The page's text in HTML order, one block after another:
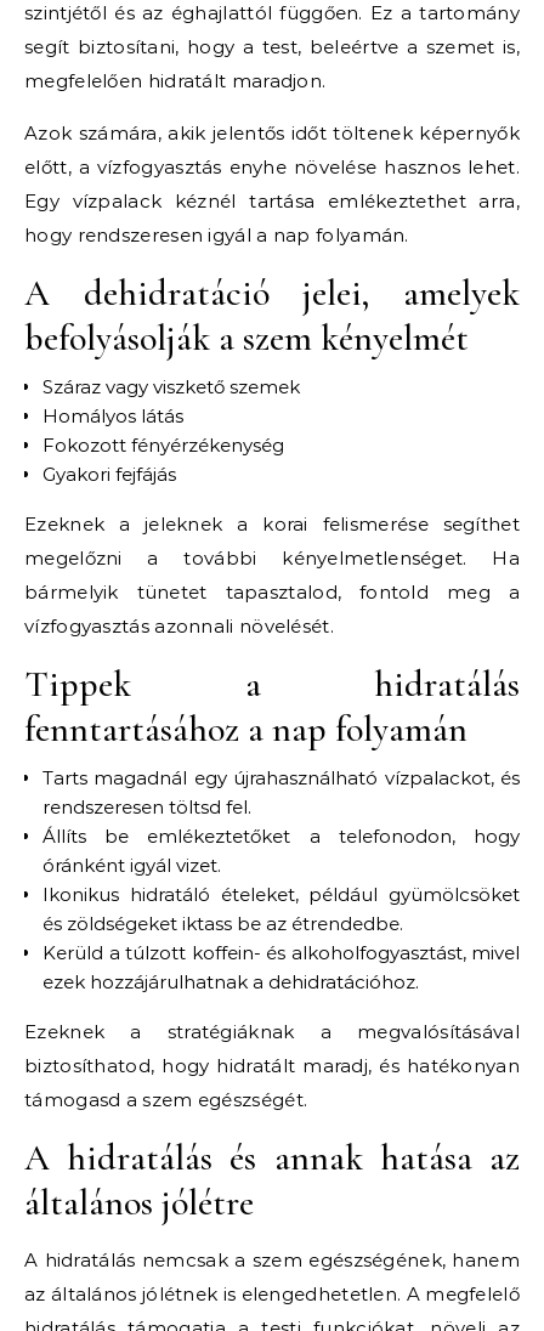
szintjétől és az éghajlattól függően. Ez a tartomány
segít biztosítani, hogy a test, beleértve a szemet is,
megfelelően hidratált maradjon.
Azok számára, akik jelentős időt töltenek képernyők
előtt, a vízfogyasztás enyhe növelése hasznos lehet.
Egy vízpalack kéznél tartása emlékeztethet arra,
hogy rendszeresen igyál a nap folyamán.
A dehidratáció jelei, amelyek
befolyásolják a szem kényelmét
Száraz vagy viszkető szemek
Homályos látás
Fokozott fényérzékenység
Gyakori fejfájás
Ezeknek a jeleknek a korai felismerése segíthet
megelőzni a további kényelmetlenséget. Ha
bármelyik tünetet tapasztalod, fontold meg a
vízfogyasztás azonnali növelését.
Tippek a hidratálás
fenntartásához a nap folyamán
Tarts magadnál egy újrahasználható vízpalackot, és
rendszeresen töltsd fel.
Állíts be emlékeztetőket a telefonodon, hogy
óránként igyál vizet.
Ikonikus hidratáló ételeket, például gyümölcsöket
és zöldségeket iktass be az étrendedbe.
Kerüld a túlzott koffein- és alkoholfogyasztást, mivel
ezek hozzájárulhatnak a dehidratációhoz.
Ezeknek a stratégiáknak a megvalósításával
biztosíthatod, hogy hidratált maradj, és hatékonyan
támogasd a szem egészségét.
A hidratálás és annak hatása az
általános jólétre
A hidratálás nemcsak a szem egészségének, hanem
az általános jólétnek is elengedhetetlen. A megfelelő